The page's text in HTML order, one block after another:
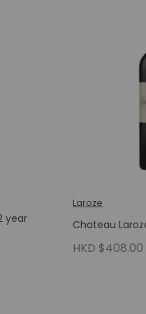
year
Laroze
Chateau
HKD $408.00